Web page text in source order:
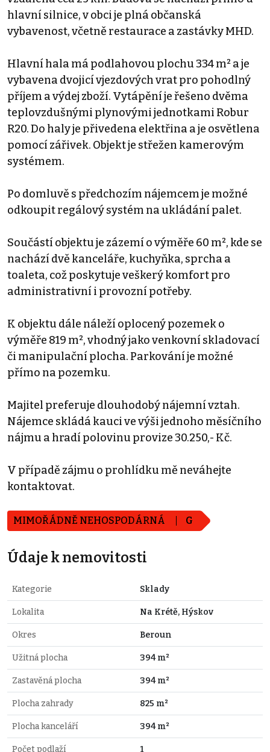
hlavní silnice, v obci je plná občanská
vybavenost, včetně restaurace a zastávky MHD.
Hlavní hala má podlahovou plochu 334 m² a je
vybavena dvojicí vjezdových vrat pro pohodlný
příjem a výdej zboží. Vytápění je řešeno dvěma
teplovzdušnými plynovými jednotkami Robur
R20. Do haly je přivedena elektřina a je osvětlena
pomocí zářivek. Objekt je střežen kamerovým
systémem.
Po domluvě s předchozím nájemcem je možné
odkoupit regálový systém na ukládání palet.
Součástí objektu je zázemí o výměře 60 m², kde se
nachází dvě kanceláře, kuchyňka, sprcha a
toaleta, což poskytuje veškerý komfort pro
administrativní i provozní potřeby.
K objektu dále náleží oplocený pozemek o
výměře 819 m², vhodný jako venkovní skladovací
či manipulační plocha. Parkování je možné
přímo na pozemku.
Majitel preferuje dlouhodobý nájemní vztah.
Nájemce skládá kauci ve výši jednoho měsíčního
nájmu a hradí polovinu provize 30.250,- Kč.
V případě zájmu o prohlídku mě neváhejte
kontaktovat.
MIMOŘÁDNĚ NEHOSPODÁRNÁ G
Údaje k nemovitosti
Kategorie Sklady
Lokalita Na Krétě, Hýskov
Okres Beroun
Užitná plocha 394 m²
Zastavěná plocha 394 m²
Plocha zahrady 825 m²
Plocha kanceláří 394 m²
Počet podlaží 1